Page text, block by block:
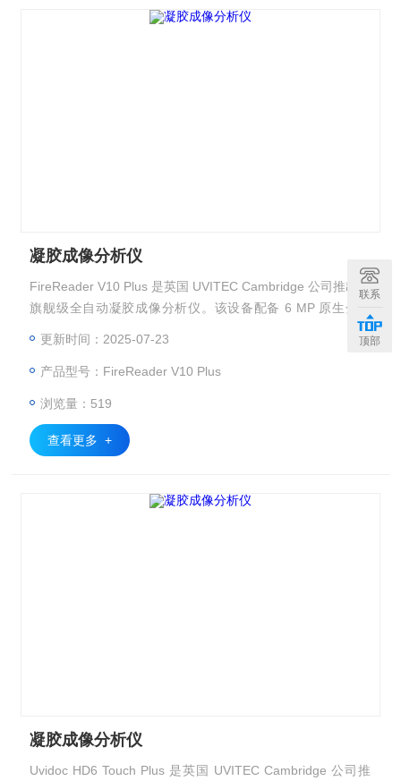
凝胶成像分析仪
FireReader V10 Plus 是英国 UVITEC Cambridge 公司推出的
旗舰级全自动凝胶成像分析仪。该设备配备 6 MP 原生分辨
率、16-bit CCD 相机，搭载 f/1.2 大光圈镜头和被动冷却系
统，图像灵敏度高，灰阶动态范围广，适合用于高精度科研成
像。
更新时间：2025-07-23
产品型号：FireReader V10 Plus
浏览量：519
查看更多 +
凝胶成像分析仪
Uvidoc HD6 Touch Plus 是英国 UVITEC Cambridge 公司推
联系
顶部